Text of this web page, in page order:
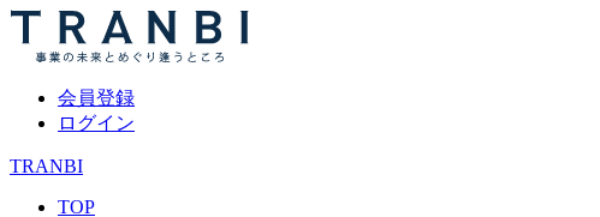
会員登録
ログイン
TRANBI
TOP